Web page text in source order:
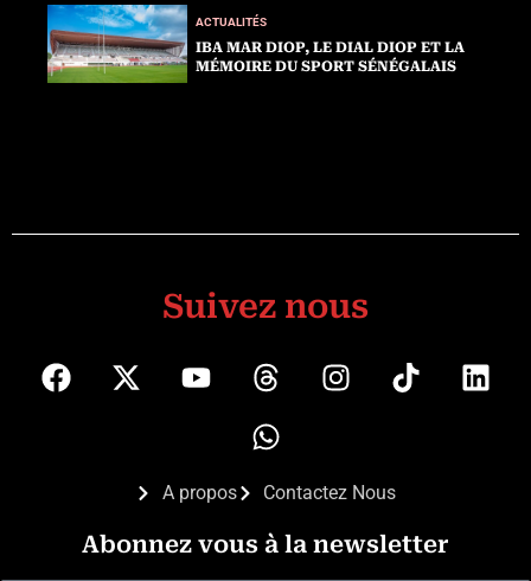
ACTUALITÉS
IBA MAR DIOP, LE DIAL DIOP ET LA
MÉMOIRE DU SPORT SÉNÉGALAIS
Suivez nous
A propos Contactez Nous
Abonnez vous à la newsletter